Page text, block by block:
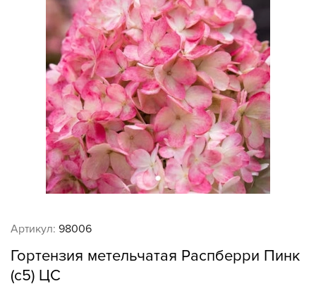
Артикул: 98006
Гортензия метельчатая Распберри Пинк
(с5) ЦС